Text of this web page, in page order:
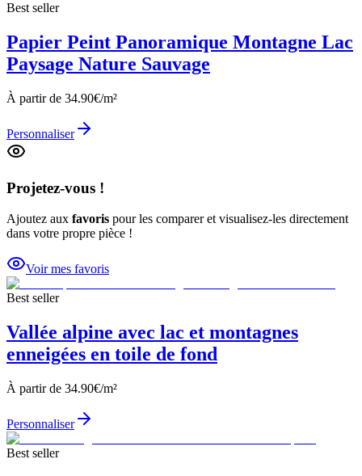
Best seller
Papier Peint Panoramique Montagne Lac
Paysage Nature Sauvage
À partir de 34.90€/m²
Personnaliser
Projetez-vous !
Ajoutez aux favoris pour les comparer et visualisez-les directement
dans votre propre pièce !
Voir mes favoris
Best seller
Vallée alpine avec lac et montagnes
enneigées en toile de fond
À partir de 34.90€/m²
Personnaliser
Best seller